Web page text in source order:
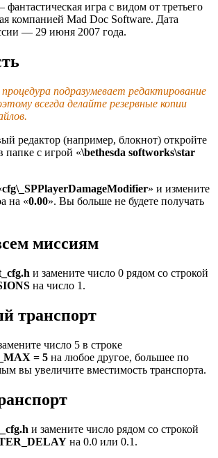
игра с видом от третьего
компанией Mad Doc Software. Дата
— 29 июня 2007 года.
подразумевает редактирование
всегда делайте резервные копии
редактор (например, блокнот) откройте
папке с игрой «\bethesda softworks\star
cfg\_SPPlayerDamageModifier» и измените
на «0.00». Вы больше не будете получать
миссиям
и замените число 0 рядом со строкой
на число 1.
транспорт
число 5 в строке
= 5 на любое другое, большее по
вы увеличите вместимость транспорта.
и замените число рядом со строкой
на 0.0 или 0.1.